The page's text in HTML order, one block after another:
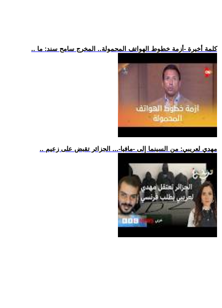
.. كلمة أخيرة -أزمة خطوط الهواتف المحمولة.. المخرج سامح سند: ما
.. مهدي لعريبي: من السينما إلى -مافيا-... الجزائر تقبض على زعيم